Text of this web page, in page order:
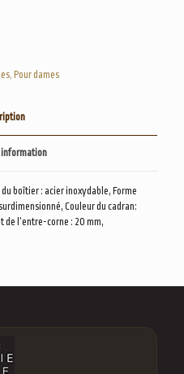
, Pour dames
boîtier : acier inoxydable, Forme
Couleur du cadran:
de l’entre-corne : 20 mm,